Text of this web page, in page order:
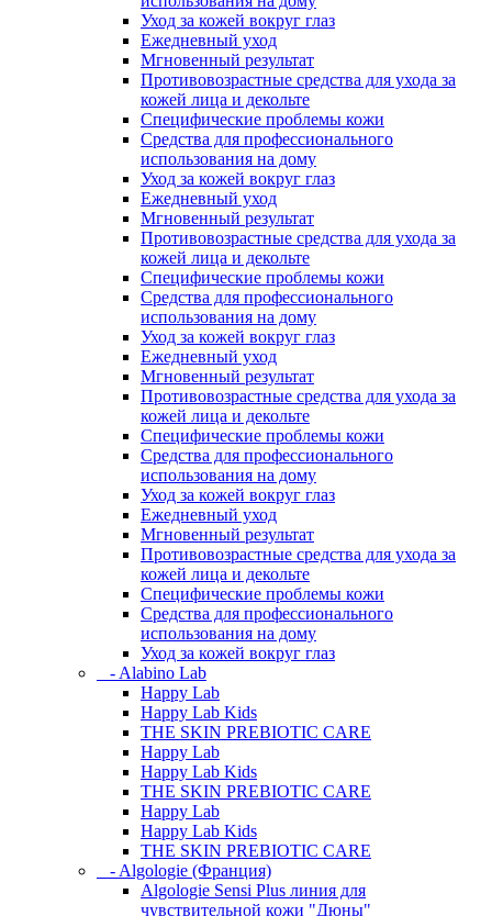
Уход за кожей вокруг глаз
Ежедневный уход
Мгновенный результат
Противовозрастные средства для ухода за
кожей лица и декольте
Специфические проблемы кожи
Средства для профессионального
использования на дому
Уход за кожей вокруг глаз
Ежедневный уход
Мгновенный результат
Противовозрастные средства для ухода за
кожей лица и декольте
Специфические проблемы кожи
Средства для профессионального
использования на дому
Уход за кожей вокруг глаз
Ежедневный уход
Мгновенный результат
Противовозрастные средства для ухода за
кожей лица и декольте
Специфические проблемы кожи
Средства для профессионального
использования на дому
Уход за кожей вокруг глаз
Ежедневный уход
Мгновенный результат
Противовозрастные средства для ухода за
кожей лица и декольте
Специфические проблемы кожи
Средства для профессионального
использования на дому
Уход за кожей вокруг глаз
- Alabino Lab
Happy Lab
Happy Lab Kids
THE SKIN PREBIOTIC CARE
Happy Lab
Happy Lab Kids
THE SKIN PREBIOTIC CARE
Happy Lab
Happy Lab Kids
THE SKIN PREBIOTIC CARE
- Algologie (Франция)
Algologie Sensi Plus линия для
чувcтвительной кожи "Дюны"